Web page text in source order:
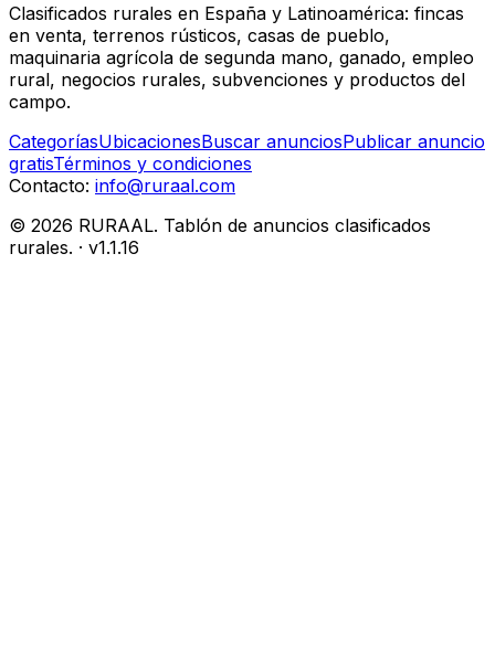
Clasificados rurales en España y Latinoamérica: fincas
en venta, terrenos rústicos, casas de pueblo,
maquinaria agrícola de segunda mano, ganado, empleo
rural, negocios rurales, subvenciones y productos del
campo.
CategoríasUbicacionesBuscar anunciosPublicar anuncio
gratisTérminos y condiciones
Contacto: info@ruraal.com
© 2026 RURAAL. Tablón de anuncios clasificados
rurales. · v1.1.16